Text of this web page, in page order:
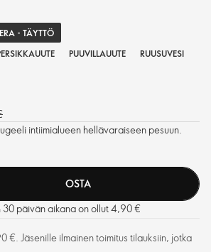
- TÄYTTÖ
PUUVILLAUUTE
RUUSUVESI
intiimialueen hellävaraiseen pesuun.
OSTA
päivän aikana on ollut 4,90 €
€. Jäsenille ilmainen toimitus tilauksiin, jotka